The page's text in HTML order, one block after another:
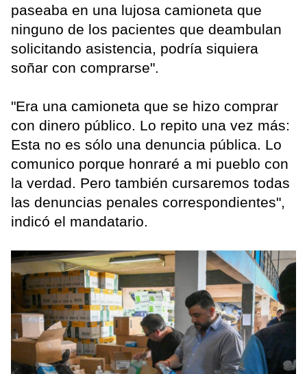
paseaba en una lujosa camioneta que
ninguno de los pacientes que deambulan
solicitando asistencia, podría siquiera
soñar con comprarse".
"Era una camioneta que se hizo comprar
con dinero público. Lo repito una vez más:
Esta no es sólo una denuncia pública. Lo
comunico porque honraré a mi pueblo con
la verdad. Pero también cursaremos todas
las denuncias penales correspondientes",
indicó el mandatario.